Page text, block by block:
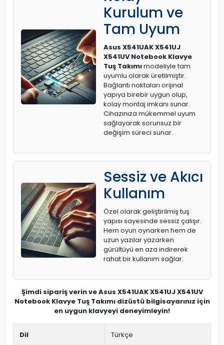
Kurulum ve
Tam Uyum
Asus X541UAK X541UJ
X541UV Notebook Klavye
Tuş Takımımodeliyle tam
uyumlu olarak üretilmiştir.
Bağlantı noktaları orijinal
yapıya birebir uygun olup,
kolay montaj imkanı sunar.
Cihazınıza mükemmel uyum
sağlayarak sorunsuz bir
değişim süreci sunar.
Sessiz ve Akıcı
Kullanım
Özel olarak geliştirilmiş tuş
yapısı sayesinde sessiz çalışır.
Hem oyun oynarken hem de
uzun yazılar yazarken
gürültüyü en aza indirerek
rahat bir kullanım sağlar.
Şimdi sipariş verin ve Asus X541UAK X541UJ X541UV
Notebook Klavye Tuş Takımı dizüstü bilgisayarınız için
en uygun klavyeyi deneyimleyin!
Dil Türkçe